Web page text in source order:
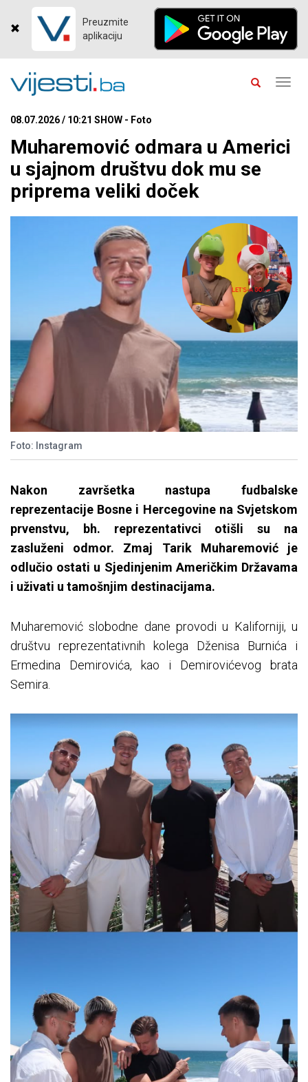
Preuzmite
aplikaciju
08.07.2026 / 10:21 SHOW - Foto
Muharemović odmara u Americi
u sjajnom društvu dok mu se
priprema veliki doček
Foto: Instagram
Nakon završetka nastupa fudbalske
reprezentacije Bosne i Hercegovine na Svjetskom
prvenstvu, bh. reprezentativci otišli su na
zasluženi odmor. Zmaj Tarik Muharemović je
odlučio ostati u Sjedinjenim Američkim Državama
i uživati u tamošnjim destinacijama.
Muharemović slobodne dane provodi u Kaliforniji, u
društvu reprezentativnih kolega Dženisa Burnića i
Ermedina Demirovića, kao i Demirovićevog brata
Semira.